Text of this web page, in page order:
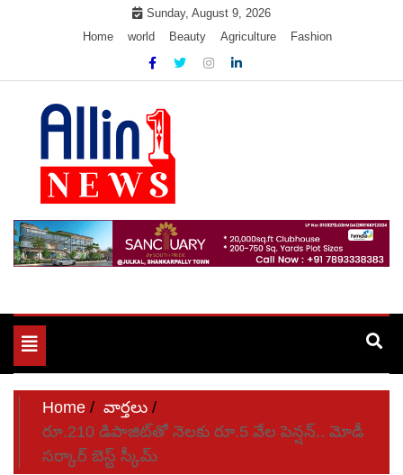
Sunday, August 9, 2026
Home
world Beauty Agriculture Fashion
Allin1news
Toggle
navigation
Home
వార్తలు
రూ.210 డిపాజిట్‌తో నెలకు రూ.5 వేల పెన్షన్‌.. మోడీ
సర్కార్‌ బెస్ట్‌ స్కీమ్‌